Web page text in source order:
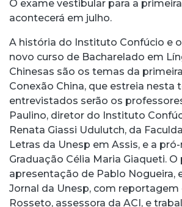
O exame vestibular para a
acontecerá em julho.
A história do Instituto Confúcio e
novo curso de Bacharelado em
Chinesas são os temas da
Conexão China, que estreia nesta
entrevistados serão os
Paulino, diretor do Instituto
Renata Giassi Udulutch, da
Letras da Unesp em Assis, e a
Graduação Célia Maria Giaqueti.
apresentação de Pablo Nogueira,
Jornal da Unesp, com reportagem
Rosseto, assessora da ACI, e